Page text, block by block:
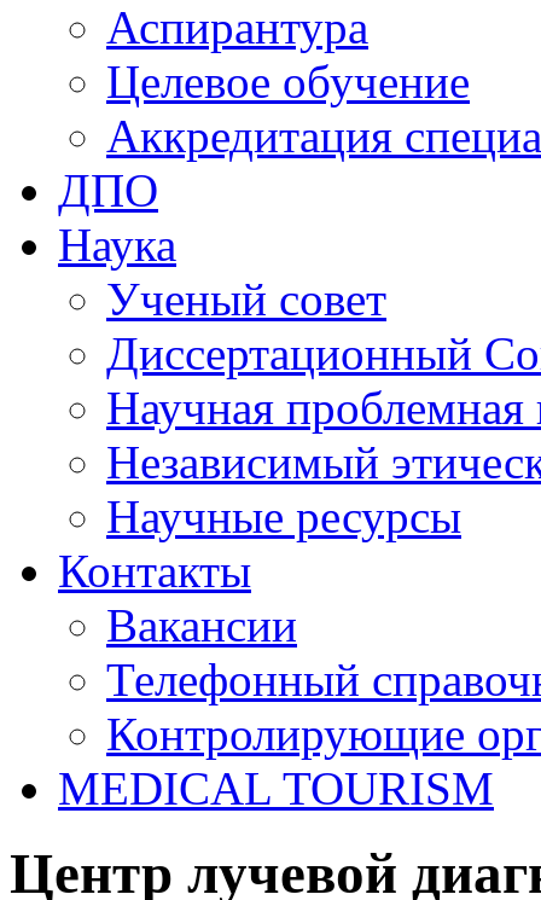
Аспирантура
Целевое обучение
Аккредитация
ДПО
Наука
Ученый совет
Диссертационный
Научная проблемная
Независимый
Научные ресурсы
Контакты
Вакансии
Телефонный
Контролирующие
MEDICAL TOURISM
Центр лучевой